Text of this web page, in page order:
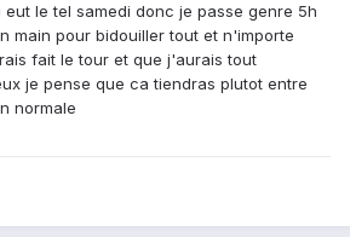
le tel samedi donc je passe genre 5h
main pour bidouiller tout et n'importe
fait le tour et que j'aurais tout
je pense que ca tiendras plutot entre
normale